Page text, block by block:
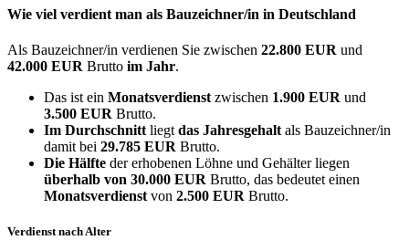
Wie viel verdient man als Bauzeichner/in in Deutschland
Als Bauzeichner/in verdienen Sie zwischen 22.800 EUR und
42.000 EUR Brutto im Jahr.
Das ist ein Monatsverdienst zwischen 1.900 EUR und
3.500 EUR Brutto.
Im Durchschnitt liegt das Jahresgehalt als Bauzeichner/in
damit bei 29.785 EUR Brutto.
Die Hälfte der erhobenen Löhne und Gehälter liegen
überhalb von 30.000 EUR Brutto, das bedeutet einen
Monatsverdienst von 2.500 EUR Brutto.
Verdienst nach Alter